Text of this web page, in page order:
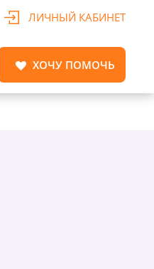
ЛИЧНЫЙ КАБИНЕТ
ХОЧУ ПОМОЧЬ